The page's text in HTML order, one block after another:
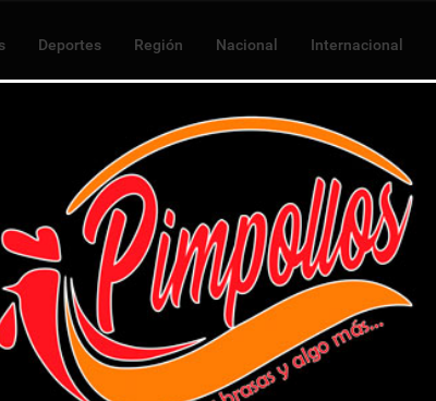
Deportes Región Nacional Internacional
que comercializaban droga a través de aplicación
comercializaban droga a través